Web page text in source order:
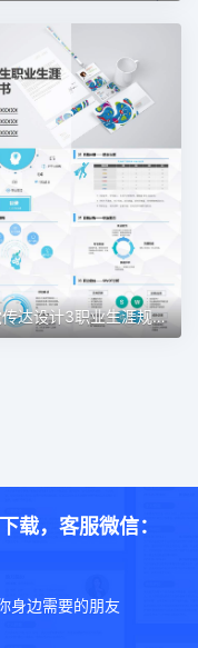
视觉传达设计3职业生涯规划PPT模板
载，客服微信：
身边需要的朋友